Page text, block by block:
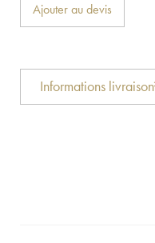
Ajouter au devis
Informations livraison